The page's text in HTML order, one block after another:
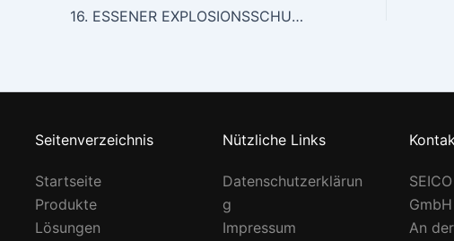
16. ESSENER EXPLOSIONSSCHUTZTAGE
Seitenverzeichnis
Startseite
Produkte
Lösungen
Nützliche Links
Datenschutzerklärun
g
Impressum
GmbH
An